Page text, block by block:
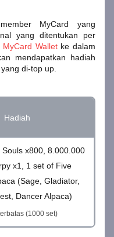
MyCard yang
yang ditentukan per
MyCard Walletke dalam
mendapatkan hadiah
di-top up.
Hadiah
Souls x800, 8.000.000
x1, 1 set of Five
(Sage, Gladiator,
Dancer Alpaca)
(1000 set)